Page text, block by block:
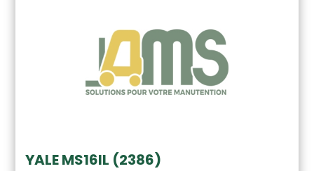
YALE MS16IL (2386)